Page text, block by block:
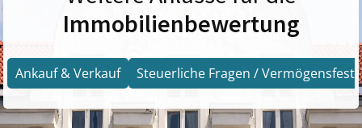
Immobilienbewertung
Ankauf & Verkauf Steuerliche Fragen /